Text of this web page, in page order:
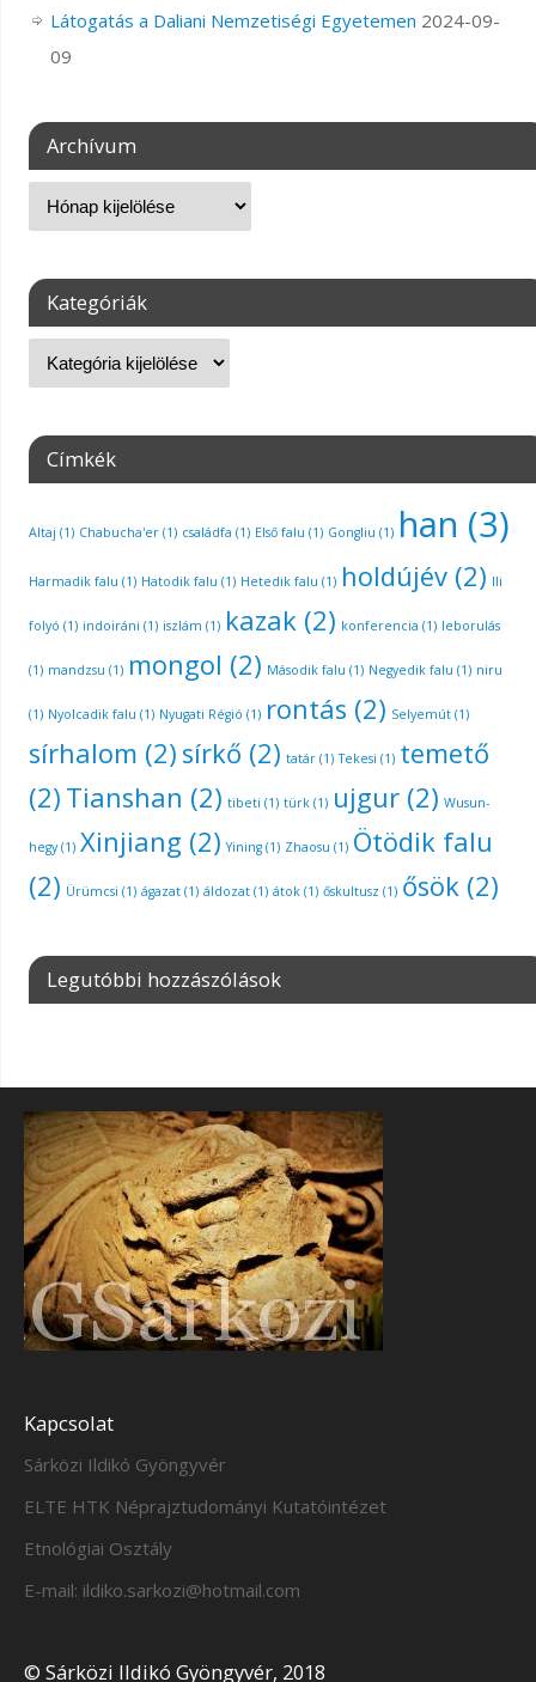
Látogatás a Daliani Nemzetiségi Egyetemen 2024-09-
09
Archívum
Kategóriák
Címkék
Altaj (1) Chabucha'er(1) családfa (1) Első falu (1) Gongliu (1) han (3)
Harmadik falu (1) Hatodik falu (1) Hetedik falu (1) holdújév(2) Ili
folyó (1) indoiráni (1) iszlám (1) kazak(2) konferencia (1) leborulás
(1) mandzsu (1) mongol (2) Második falu (1) Negyedik falu (1) niru
(1) Nyolcadik falu (1) Nyugati Régió (1) rontás (2) Selyemút(1)
sírhalom (2) sírkő (2) tatár(1) Tekesi (1) temető
(2) Tianshan (2) tibeti (1) türk(1) ujgur(2) Wusun-
hegy(1) Xinjiang (2) Yining(1) Zhaosu (1) Ötödik falu
(2) Ürümcsi (1) ágazat(1) áldozat(1) átok(1) őskultusz (1) ősök(2)
Legutóbbi hozzászólások
Kapcsolat
Sárközi Ildikó Gyöngyvér
ELTE HTK Néprajztudományi Kutatóintézet
Etnológiai Osztály
E-mail: ildiko.sarkozi@hotmail.com
© Sárközi Ildikó Gyöngyvér, 2018